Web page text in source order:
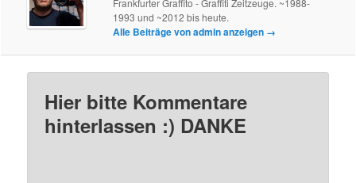
Frankfurter Graffito - Graffiti Zeitzeuge. ~1988-
1993 und ~2012 bis heute.
Alle Beiträge von admin anzeigen →
Hier bitte Kommentare
hinterlassen :) DANKE